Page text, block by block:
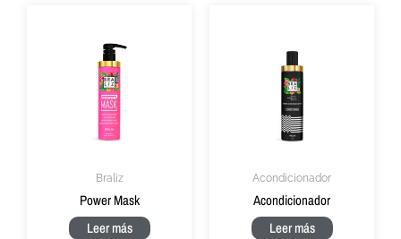
Braliz
Power Mask
Leer más
Acondicionador
Acondicionador
Leer más